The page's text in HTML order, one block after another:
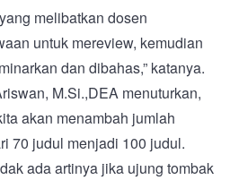
melibatkan dosen
untuk mereview, kemudian
dan dibahas,” katanya.
M.Si.,DEA menuturkan,
akan menambah jumlah
70 judul menjadi 100 judul.
ada artinya jika ujung tombak